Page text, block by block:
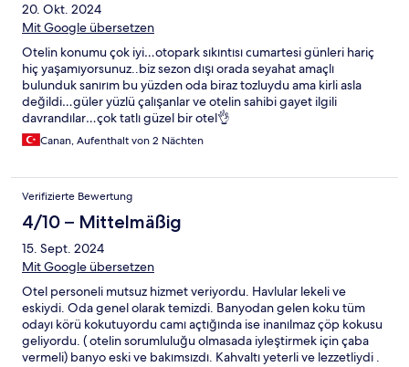
20. Okt. 2024
Mit Google übersetzen
Otelin konumu çok iyi…otopark sıkıntısı cumartesi günleri hariç
hiç yaşamıyorsunuz..biz sezon dışı orada seyahat amaçlı
bulunduk sanırım bu yüzden oda biraz tozluydu ama kirli asla
değildi…güler yüzlü çalışanlar ve otelin sahibi gayet ilgili
davrandılar…çok tatlı güzel bir otel👌
Canan, Aufenthalt von 2 Nächten
Verifizierte Bewertung
4/10 – Mittelmäßig
15. Sept. 2024
Mit Google übersetzen
Otel personeli mutsuz hizmet veriyordu. Havlular lekeli ve
eskiydi. Oda genel olarak temizdi. Banyodan gelen koku tüm
odayı körü kokutuyordu camı açtığında ise inanılmaz çöp kokusu
geliyordu. ( otelin sorumluluğu olmasada iyleştirmek için çaba
vermeli) banyo eski ve bakımsızdı. Kahvaltı yeterli ve lezzetliydi .